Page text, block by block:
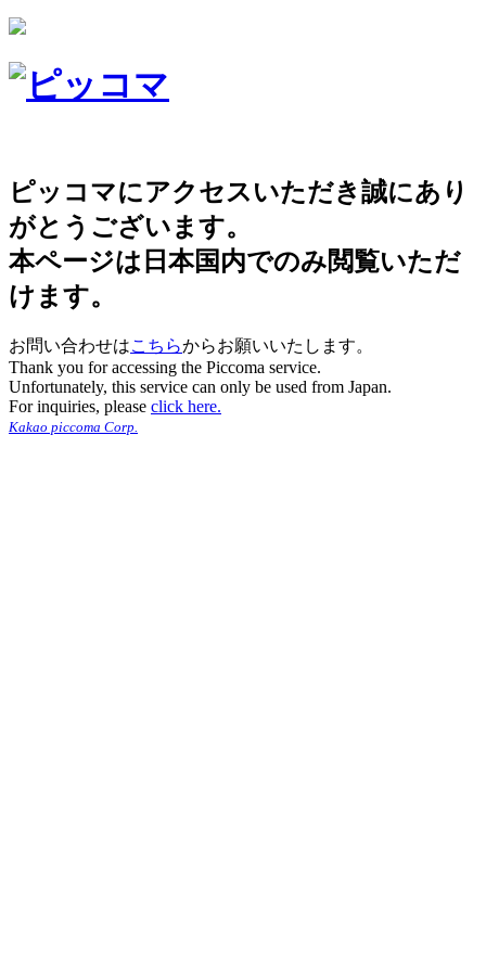
ピッコマにアクセスいただき誠にあり
がとうございます。
本ページは日本国内でのみ閲覧いただ
けます。
お問い合わせはこちらからお願いいたします。
Thank you for accessing the Piccoma service.
Unfortunately, this service can only be used from Japan.
For inquiries, please click here.
Kakao piccoma Corp.